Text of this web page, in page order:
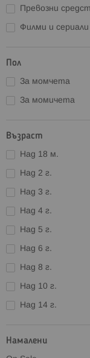
Превозни
Филми и сериали
Пол
За момчета
За момичета
Възраст
Над 18 м.
Над 2 г.
Над 3 г.
Над 4 г.
Над 5 г.
Над 6 г.
Над 8 г.
Над 10 г.
Над 14 г.
Намалени